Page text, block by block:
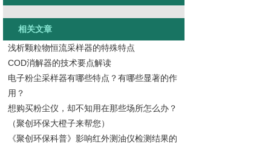
相关文章
浅析颗粒物恒流采样器的特殊特点
COD消解器的技术要点解读
电子粉尘采样器有哪些特点？有哪些显著的作
用？
想购买粉尘仪，却不知用在那些场所怎么办？
（聚创环保大橙子来帮您）
《聚创环保科普》影响红外测油仪检测结果的